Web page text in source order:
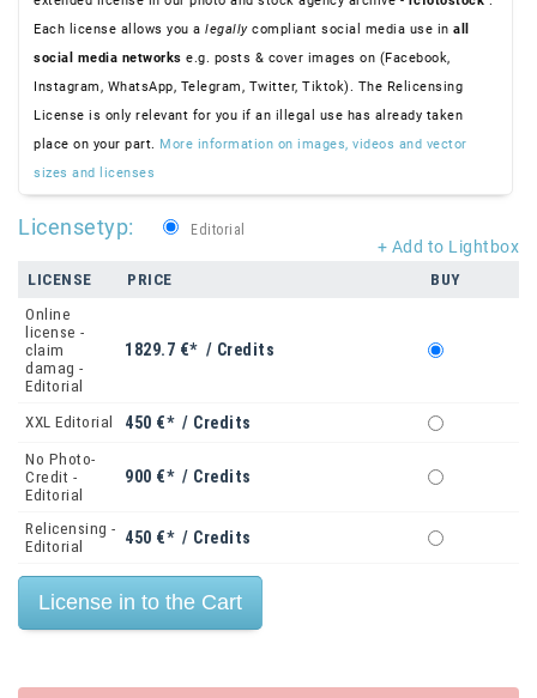
Each license allows you a legallycompliant social media use in all
social media networks e.g. posts & cover images on (Facebook,
Instagram, WhatsApp, Telegram, Twitter, Tiktok). The Relicensing
License is only relevant for you if an illegal use has already taken
place on your part. More information on images, videos and vector
sizes and licenses
+ Add to Lightbox
Licensetyp: Editorial
LICENSE PRICE
BUY
Online
license -
claim
damag -
Editorial
1829.7 €* / Credits
XXL Editorial 450 €* / Credits
No Photo-
Credit -
Editorial
900 €* / Credits
Relicensing -
Editorial
450 €* / Credits